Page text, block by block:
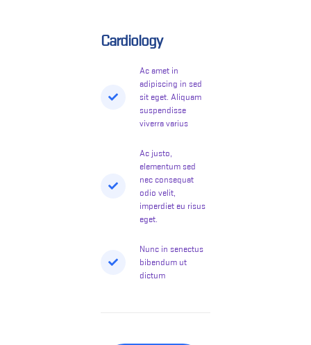
Cardiology
Ac amet in
adipiscing in sed
sit eget. Aliquam
suspendisse
viverra varius
Ac justo,
elementum sed
nec consequat
odio velit,
imperdiet eu risus
eget.
Nunc in senectus
bibendum ut
dictum